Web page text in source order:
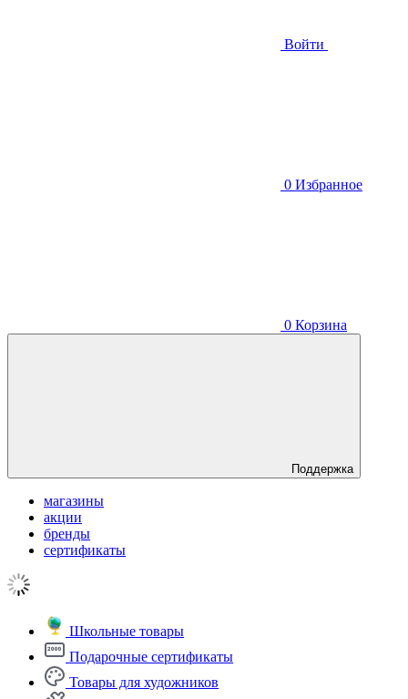
Войти
0 Избранное
0 Корзина
Поддержка
магазины
акции
бренды
сертификаты
Школьные товары
Подарочные сертификаты
Товары для художников